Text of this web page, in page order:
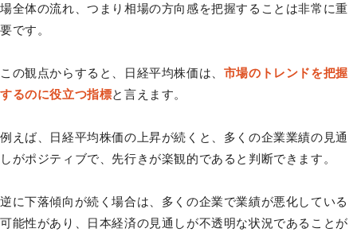
場全体の流れ、つまり相場の方向感を把握することは非常に重
要です。
この観点からすると、日経平均株価は、 市場のトレンドを把握
するのに役立つ指標と言えます。
例えば、日経平均株価の上昇が続くと、多くの企業業績の見通
しがポジティブで、先行きが楽観的であると判断できます。
逆に下落傾向が続く場合は、多くの企業で業績が悪化している
可能性があり、日本経済の見通しが不透明な状況であることが